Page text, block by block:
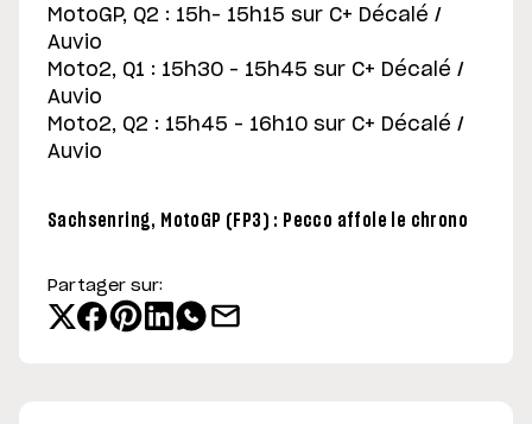
MotoGP, Q2 : 15h– 15h15 sur C+ Décalé /
Auvio
Moto2, Q1 : 15h30 – 15h45 sur C+ Décalé /
Auvio
Moto2, Q2 : 15h45 – 16h10 sur C+ Décalé /
Auvio
Sachsenring, MotoGP (FP3) : Pecco affole le chrono
Partager sur: